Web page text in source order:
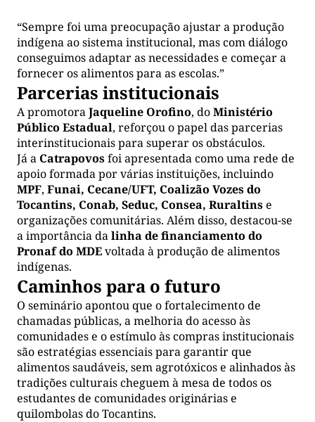
“Sempre foi uma preocupação ajustar a produção
indígena ao sistema institucional, mas com diálogo
conseguimos adaptar as necessidades e começar a
fornecer os alimentos para as escolas.”
Parcerias institucionais
A promotoraJaqueline Orofino, doMinistério
Público Estadual, reforçou o papel das parcerias
interinstitucionais para superar os obstáculos.
Já a Catrapovosfoi apresentada como uma rede de
apoio formada por várias instituições, incluindo
MPF, Funai, Cecane/UFT, Coalizão Vozes do
Tocantins, Conab, Seduc, Consea, Ruraltinse
organizações comunitárias. Além disso, destacou-se
a importância dalinha de financiamento do
Pronaf do MDEvoltada à produção de alimentos
indígenas.
Caminhos para o futuro
O seminário apontou que o fortalecimento de
chamadas públicas, a melhoria do acesso às
comunidades e o estímulo às compras institucionais
são estratégias essenciais para garantir que
alimentos saudáveis, sem agrotóxicos e alinhados às
tradições culturais cheguem à mesa de todos os
estudantes de comunidades originárias e
quilombolas do Tocantins.